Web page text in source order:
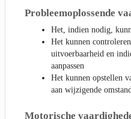
Probleemoplossende
Het, indien nodig,
Het kunnen
uitvoerbaarheid en
aanpassen
Het kunnen opstellen
aan wijzigende
Motorische